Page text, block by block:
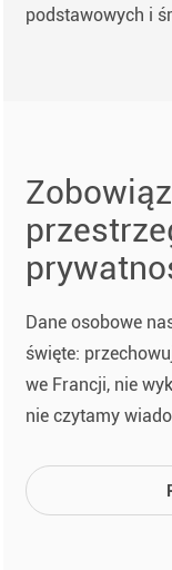
podstawowych i
Dane osobowe
święte:
we Francji, nie
nie czytamy